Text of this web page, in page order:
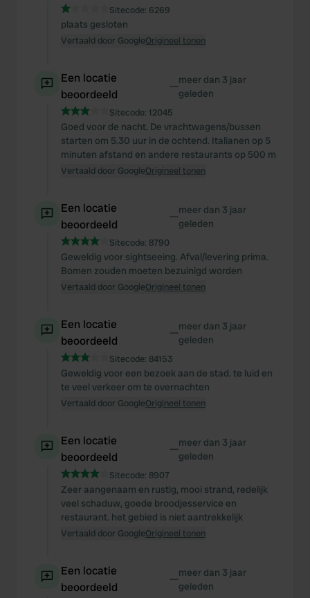
Sitecode: 6269
plaats gesloten
Vertaald door GoogleOrigineel tonen
Een locatie
beoordeeld
—meer dan 3 jaar
geleden
Sitecode: 12045
Goed voor de nacht. De vrachtwagens/bussen
starten om 5.30 uur in de ochtend. Italianen op 5
minuten afstand en andere restaurants op 500 m
Vertaald door GoogleOrigineel tonen
Een locatie
beoordeeld
—meer dan 3 jaar
geleden
Sitecode: 8790
Geweldig voor sightseeing. Afval/levering prima.
Bomen zouden moeten bezuinigd worden
Vertaald door GoogleOrigineel tonen
Een locatie
beoordeeld
—meer dan 3 jaar
geleden
Sitecode: 84153
Geweldig voor een bezoek aan de stad. te luid en
te veel verkeer om te overnachten
Vertaald door GoogleOrigineel tonen
Een locatie
beoordeeld
—meer dan 3 jaar
geleden
Sitecode: 8907
Zeer aangenaam en rustig, mooi strand, redelijk
veel schaduw, goede broodjesservice en
restaurant. het gebied is niet aantrekkelijk
Vertaald door GoogleOrigineel tonen
Een locatie
beoordeeld
—meer dan 3 jaar
geleden